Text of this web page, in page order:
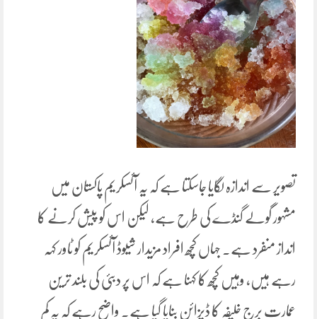
تصویر سے اندازہ لگایا جاسکتا ہے کہ یہ آئسکریم پاکستان میں
مشہور گولے گنڈے کی طرح ہے، لیکن اس کو پیش کرنے کا
انداز منفرد ہے۔ جہاں کچھ افراد مزیدار شیوڈ آئسکریم کو ٹاور کہہ
رہے ہیں، وہیں کچھ کا کہنا ہے کہ اس پر دبئی کی بلند ترین
عمارت برج خلیفہ کا ڈیزائن بنایا گیا ہے۔ واضح رہے کہ یہ کم